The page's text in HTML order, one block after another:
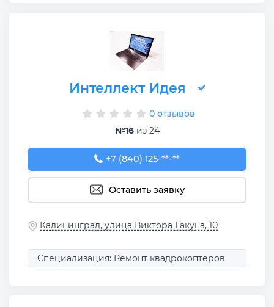
Интеллект Идея
0 отзывов
№16из 24
+7 (840) 125-24-20
+7 (840) 125-**-**
Оставить заявку
Калининград, улица Виктора Гакуна, 10
Специализация: Ремонт квадрокоптеров